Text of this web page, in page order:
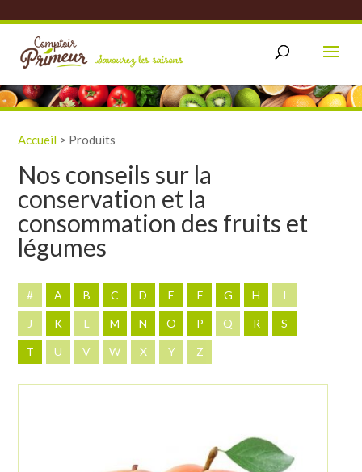
Accueil > Produits
Nos conseils sur la
conservation et la
consommation des fruits et
légumes
# A B C D E F G H I
J K L M N O P Q R S
T U V W X Y Z